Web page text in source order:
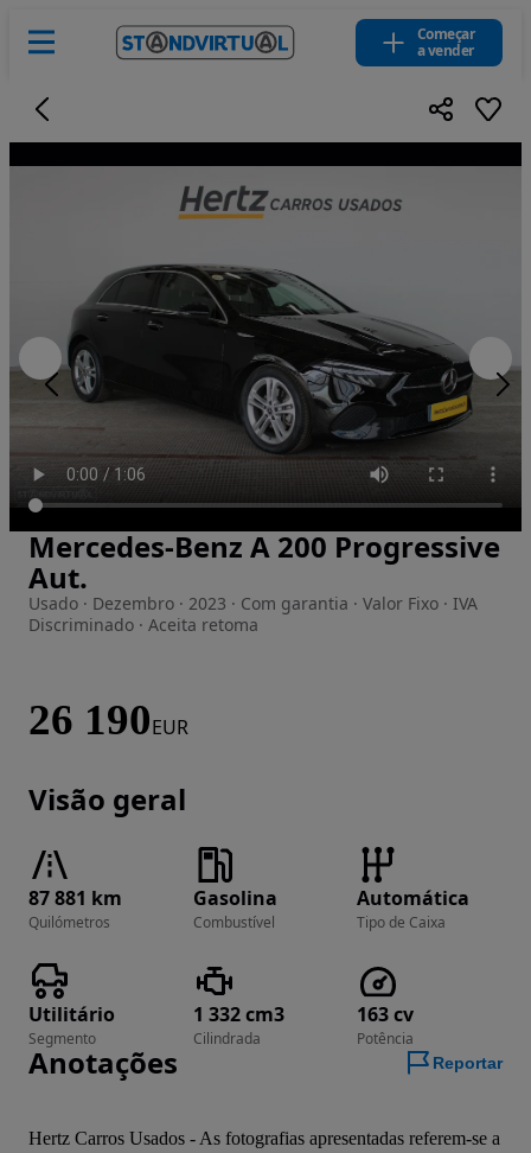
Começar
a vender
Imagem 1 de 32
Mercedes-Benz A 200 Progressive
Aut.
Usado · Dezembro · 2023 · Com garantia · Valor Fixo · IVA
Discriminado · Aceita retoma
26 190EUR
Visão geral
87 881 km
Quilómetros
Gasolina
Combustível
Automática
Tipo de Caixa
Utilitário
Segmento
1 332 cm3
Cilindrada
163 cv
Potência
Anotações Reportar
Hertz Carros Usados - As fotografias apresentadas referem-se a